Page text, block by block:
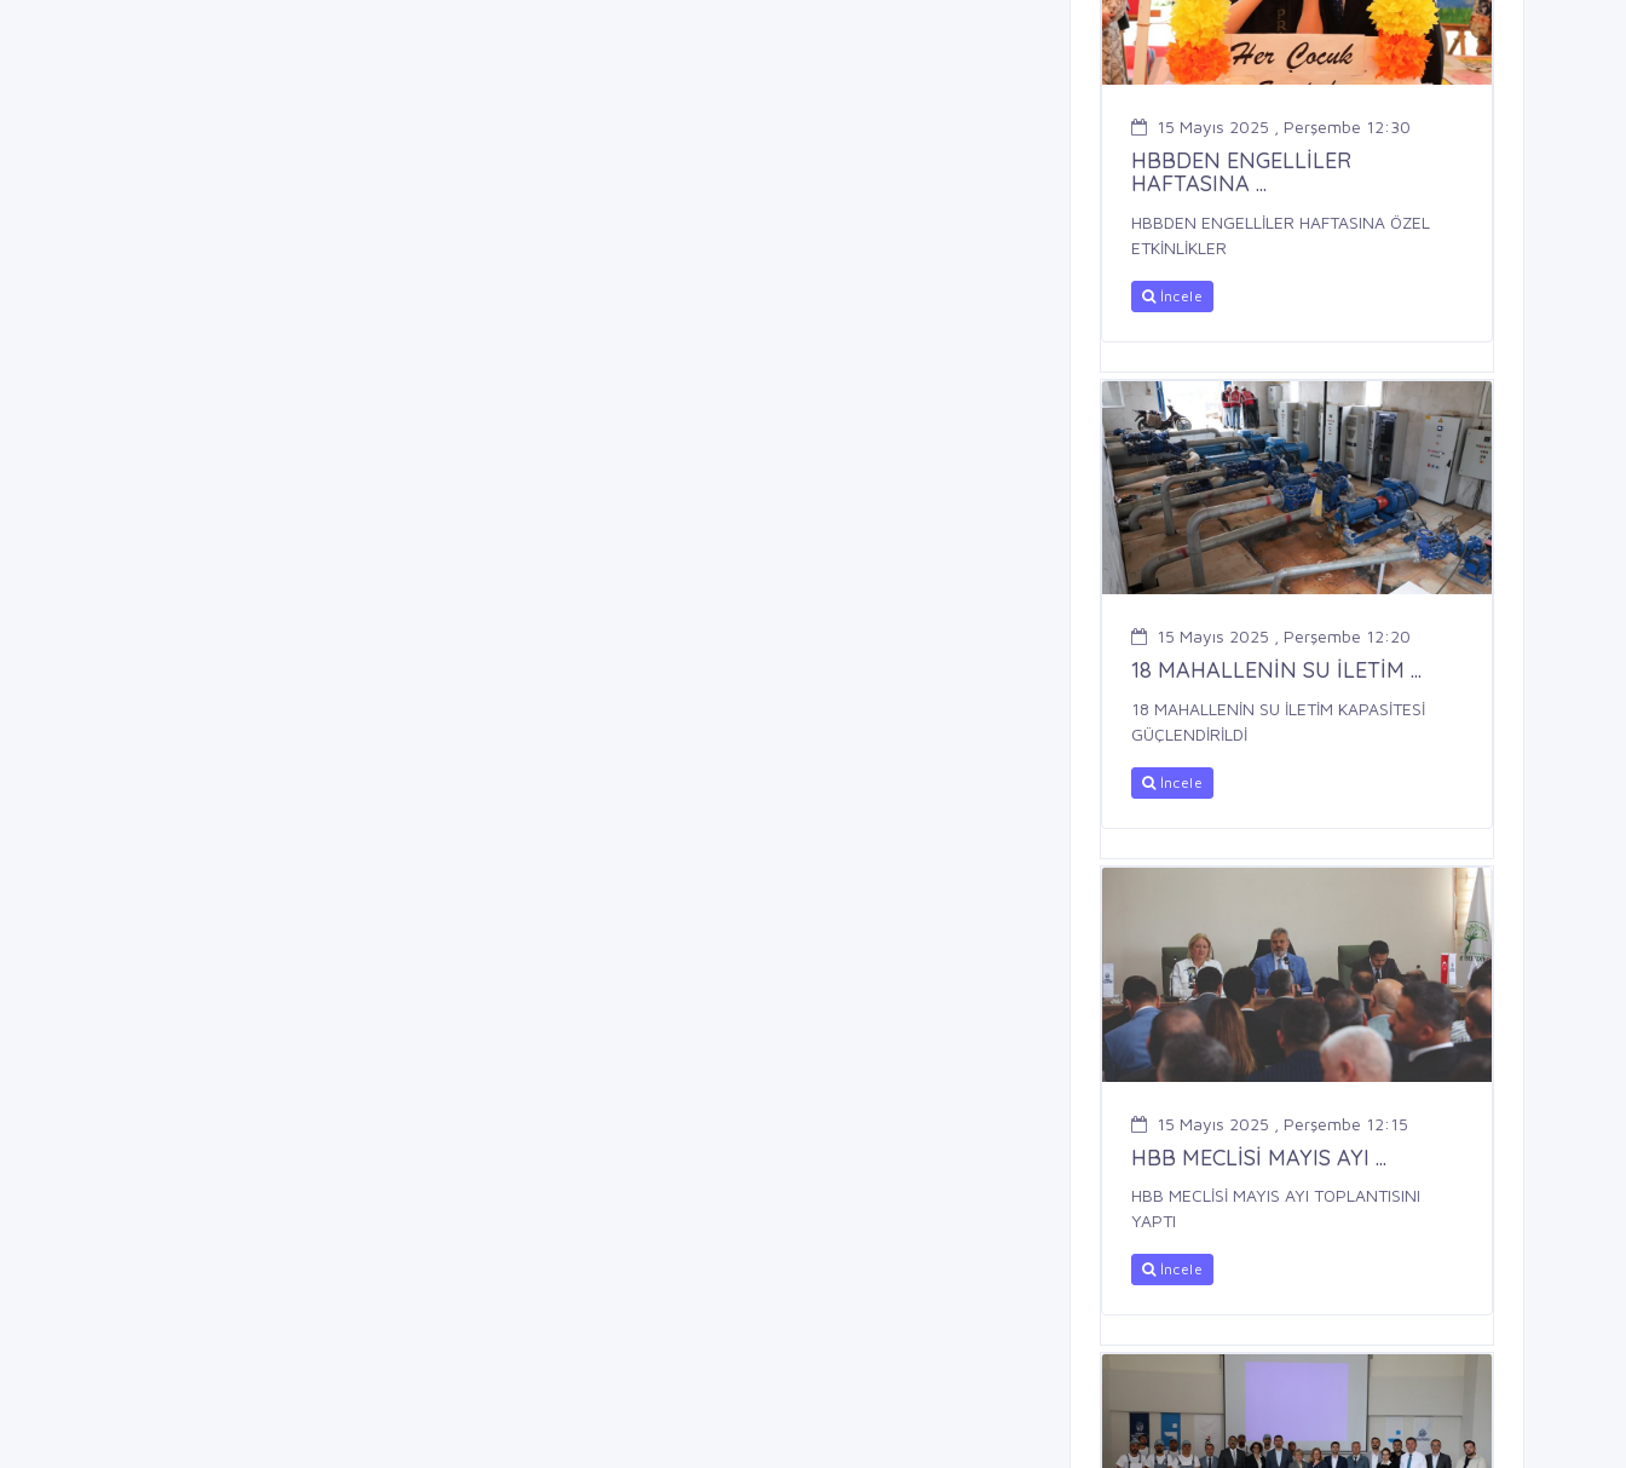
15 Mayıs 2025 , Perşembe 12:30
HBBDEN ENGELLİLER
HAFTASINA ...
HBBDEN ENGELLİLER HAFTASINA ÖZEL
ETKİNLİKLER
İncele
15 Mayıs 2025 , Perşembe 12:20
18 MAHALLENİN SU İLETİM ...
18 MAHALLENİN SU İLETİM KAPASİTESİ
GÜÇLENDİRİLDİ
İncele
15 Mayıs 2025 , Perşembe 12:15
HBB MECLİSİ MAYIS AYI ...
HBB MECLİSİ MAYIS AYI TOPLANTISINI
YAPTI
İncele